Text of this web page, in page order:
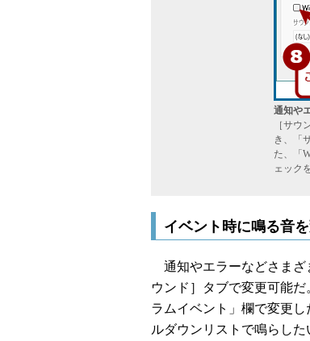
通知や
［サウ
き、「
た、「
ェック
イベント時に鳴る音
通知やエラーなどさまざ
ウンド］タブで変更可能
ラムイベント」欄で変更
ルダウンリストで鳴らし